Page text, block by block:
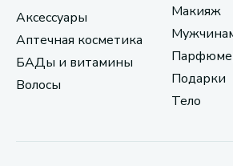
Аксессуары
Аптечная косметика
БАДы и витамины
Волосы
Макияж
Подарки
Тело